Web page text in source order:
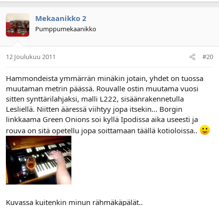
Mekaanikko 2
Pumppumekaanikko
12 Joulukuu 2011 #20
Hammondeista ymmärrän minäkin jotain, yhdet on tuossa
muutaman metrin päässä. Rouvalle ostin muutama vuosi
sitten synttärilahjaksi, malli L222, sisäänrakennetulla
Lesliellä. Niitten ääressä viihtyy jopa itsekin... Borgin
linkkaama Green Onions soi kyllä Ipodissa aika useesti ja
rouva on sitä opetellu jopa soittamaan täällä kotioloissa..
Kuvassa kuitenkin minun rähmäkäpälät..